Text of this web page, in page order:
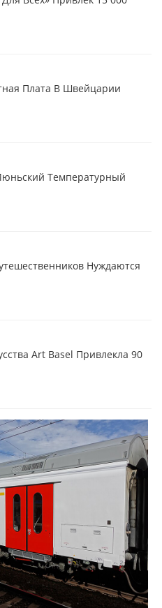
Плата В Швейцарии
Температурный
Нуждаются
Art Basel Привлекла 90